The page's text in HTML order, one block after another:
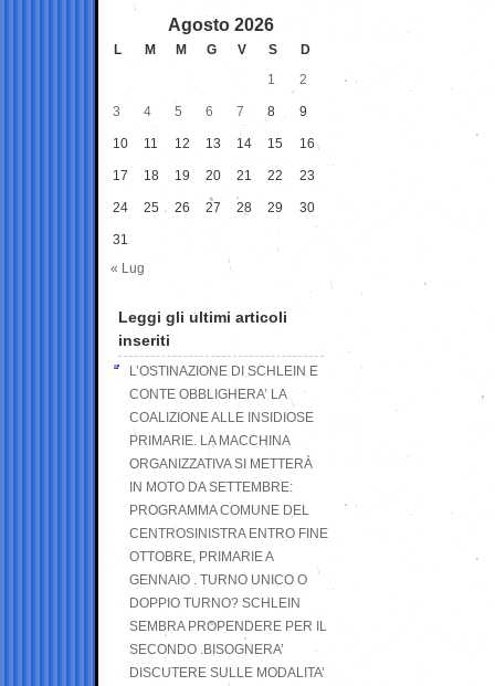
Agosto 2026
L M M G V S
D
1
2
3 4 5 6 7 8 9
10 11 12 13 14 15 16
17 18 19 20 21 22 23
24 25 26 27 28 29 30
31
« Lug
Leggi gli ultimi articoli
inseriti
L’OSTINAZIONE DI SCHLEIN E
CONTE OBBLIGHERA’ LA
COALIZIONE ALLE INSIDIOSE
PRIMARIE. LA MACCHINA
ORGANIZZATIVA SI METTERÀ
IN MOTO DA SETTEMBRE:
PROGRAMMA COMUNE DEL
CENTROSINISTRA ENTRO FINE
OTTOBRE, PRIMARIE A
GENNAIO . TURNO UNICO O
DOPPIO TURNO? SCHLEIN
SEMBRA PROPENDERE PER IL
SECONDO .BISOGNERA’
DISCUTERE SULLE MODALITA’